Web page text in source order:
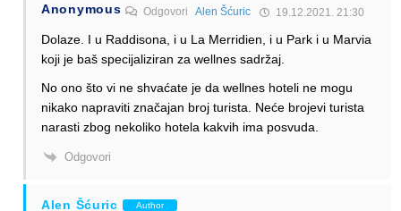
Anonymous OdgovoriAlen Šćuric 19.12.2021. 21:30
Dolaze. I u Raddisona, i u La Merridien, i u Park i u Marvia
koji je baš specijaliziran za wellnes sadržaj.
No ono što vi ne shvaćate je da wellnes hoteli ne mogu
nikako napraviti značajan broj turista. Neće brojevi turista
narasti zbog nekoliko hotela kakvih ima posvuda.
Odgovori
Alen Šćuric Author